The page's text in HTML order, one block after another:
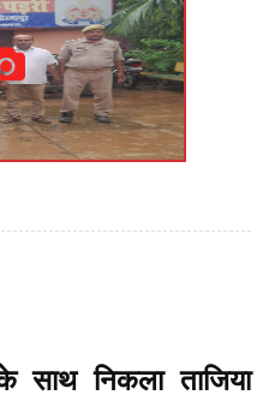
निकला ताजिया